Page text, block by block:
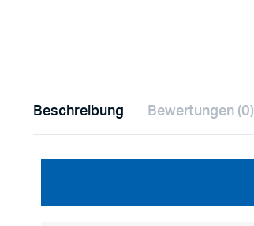
Beschreibung Bewertungen (0)